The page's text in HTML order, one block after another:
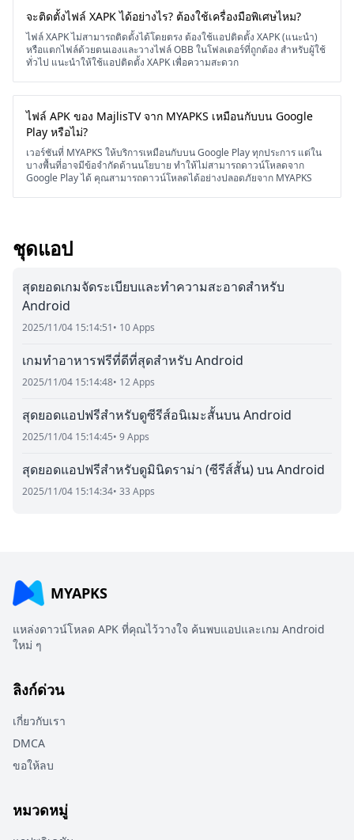
จะติดตั้งไฟล์ XAPK ได้อย่างไร? ต้องใช้เครื่องมือพิเศษไหม?
ไฟล์ XAPK ไม่สามารถติดตั้งได้โดยตรง ต้องใช้แอปติดตั้ง XAPK (แนะนำ)
หรือแตกไฟล์ด้วยตนเองและวางไฟล์ OBB ในโฟลเดอร์ที่ถูกต้อง สำหรับผู้ใช้
ทั่วไป แนะนำให้ใช้แอปติดตั้ง XAPK เพื่อความสะดวก
ไฟล์ APK ของ MajlisTV จาก MYAPKS เหมือนกับบน Google
Play หรือไม่?
เวอร์ชันที่ MYAPKS ให้บริการเหมือนกับบน Google Play ทุกประการ แต่ใน
บางพื้นที่อาจมีข้อจำกัดด้านนโยบาย ทำให้ไม่สามารถดาวน์โหลดจาก
Google Play ได้ คุณสามารถดาวน์โหลดได้อย่างปลอดภัยจาก MYAPKS
ชุดแอป
สุดยอดเกมจัดระเบียบและทำความสะอาดสำหรับ
Android
2025/11/04 15:14:51• 10 Apps
เกมทำอาหารฟรีที่ดีที่สุดสำหรับ Android
2025/11/04 15:14:48• 12 Apps
สุดยอดแอปฟรีสำหรับดูซีรีส์อนิเมะสั้นบน Android
2025/11/04 15:14:45• 9 Apps
สุดยอดแอปฟรีสำหรับดูมินิดราม่า (ซีรีส์สั้น) บน Android
2025/11/04 15:14:34• 33 Apps
MYAPKS
แหล่งดาวน์โหลด APK ที่คุณไว้วางใจ ค้นพบแอปและเกม Android
ใหม่ ๆ
ลิงก์ด่วน
เกี่ยวกับเรา
DMCA
ขอให้ลบ
หมวดหมู่